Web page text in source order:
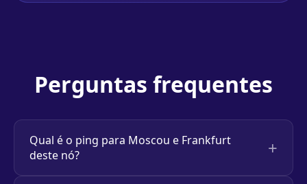
Perguntas frequentes
Qual é o ping para Moscou e Frankfurt
deste nó?